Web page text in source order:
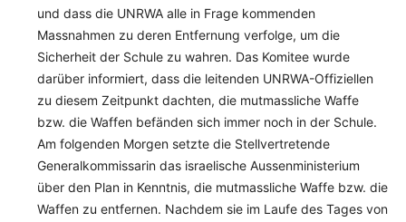
und dass die UNRWA alle in Frage kommenden
Massnahmen zu deren Entfernung verfolge, um die
Sicherheit der Schule zu wahren. Das Komitee wurde
darüber informiert, dass die leitenden UNRWA-Offiziellen
zu diesem Zeitpunkt dachten, die mutmassliche Waffe
bzw. die Waffen befänden sich immer noch in der Schule.
Am folgenden Morgen setzte die Stellvertretende
Generalkommissarin das israelische Aussenministerium
über den Plan in Kenntnis, die mutmassliche Waffe bzw. die
Waffen zu entfernen. Nachdem sie im Laufe des Tages von